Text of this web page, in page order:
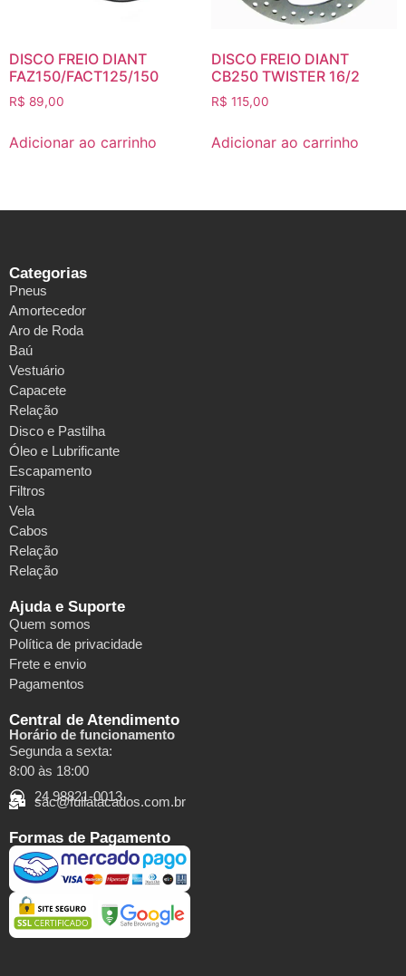
DISCO FREIO DIANT
FAZ150/FACT125/150
R$ 89,00
Adicionar ao carrinho
DISCO FREIO DIANT
CB250 TWISTER 16/2
R$ 115,00
Adicionar ao carrinho
Categorias
Pneus
Amortecedor
Aro de Roda
Baú
Vestuário
Capacete
Relação
Disco e Pastilha
Óleo e Lubrificante
Escapamento
Filtros
Vela
Cabos
Relação
Relação
Ajuda e Suporte
Quem somos
Política de privacidade
Frete e envio
Pagamentos
Central de Atendimento
Horário de funcionamento
Segunda a sexta:
8:00 às 18:00
24 98821-0013
sac@fullatacados.com.br
Formas de Pagamento